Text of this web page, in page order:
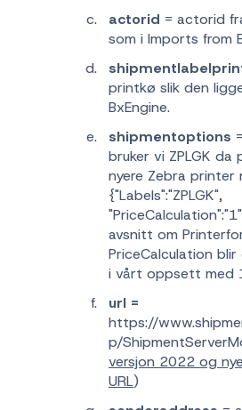
actorid = actorid
som i Imports from
printkø slik den
BxEngine.
shipmentoptions
bruker vi ZPLGK da
nyere Zebra printer
{"Labels":"ZPLGK",
avsnitt om
PriceCalculation
i vårt oppsett med
url =
https://
p/
versjon 2022 og
URL)